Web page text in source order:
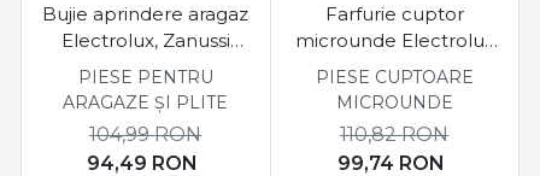
Bujie aprindere aragaz
Electrolux, Zanussi
L=600 mm
PIESE PENTRU
ARAGAZE ȘI PLITE
94,49 RON
104,99RON
Farfurie cuptor
microunde Electrolux
26.5cm
PIESE CUPTOARE
MICROUNDE
99,74 RON
110,82RON